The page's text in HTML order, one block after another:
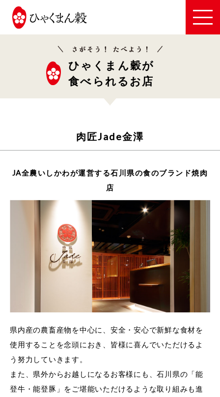
JA
全
農
い
し
か
わ
ひゃくまん穀が
食べられるお店
肉匠Jade金澤
JA全農いしかわが運営する石川県の食のブランド焼肉
店
県内産の農畜産物を中心に、安全・安心で新鮮な食材を
使用することを念頭におき、皆様に喜んでいただけるよ
う努力していきます。
また、県外からお越しになるお客様にも、石川県の「能
登牛・能登豚」をご堪能いただけるような取り組みも進